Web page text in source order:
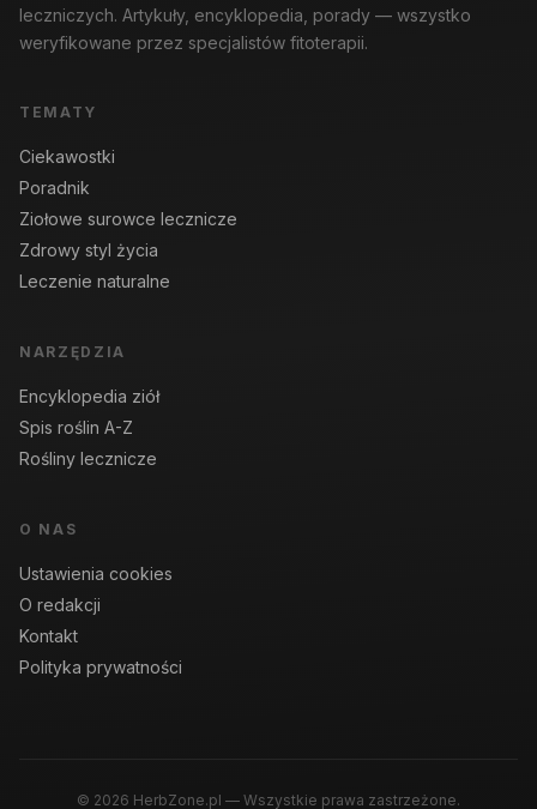
leczniczych. Artykuły, encyklopedia, porady — wszystko
weryfikowane przez specjalistów fitoterapii.
TEMATY
Ciekawostki
Poradnik
Ziołowe surowce lecznicze
Zdrowy styl życia
Leczenie naturalne
NARZĘDZIA
Encyklopedia ziół
Spis roślin A-Z
Rośliny lecznicze
O NAS
Ustawienia cookies
O redakcji
Kontakt
Polityka prywatności
© 2026 HerbZone.pl — Wszystkie prawa zastrzeżone.